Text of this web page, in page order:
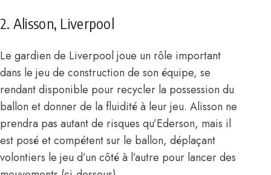
2. Alisson, Liverpool
Le gardien de Liverpool joue un rôle important
dans le jeu de construction de son équipe, se
rendant disponible pour recycler la possession du
ballon et donner de la fluidité à leur jeu. Alisson ne
prendra pas autant de risques qu’Ederson, mais il
est posé et compétent sur le ballon, déplaçant
volontiers le jeu d’un côté à l’autre pour lancer des